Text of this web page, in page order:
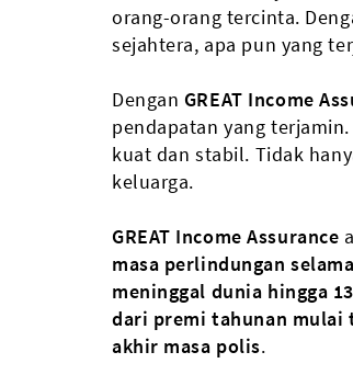
orang-orang tercinta.
sejahtera, apa pun yang
Dengan GREAT Income
pendapatan yang
kuat dan stabil. Tidak
keluarga.
GREAT Income Assurance
masa perlindungan
meninggal dunia hingga
dari premi tahunan mulai
akhir masa polis.